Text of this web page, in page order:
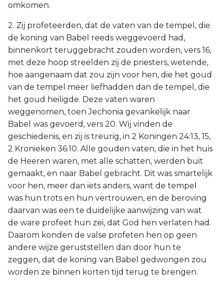
omkomen.
2. Zij profeteerden, dat de vaten van de tempel, die
de koning van Babel reeds weggevoerd had,
binnenkort teruggebracht zouden worden, vers 16,
met deze hoop streelden zij de priesters, wetende,
hoe aangenaam dat zou zijn voor hen, die het goud
van de tempel meer liefhadden dan de tempel, die
het goud heiligde. Deze vaten waren
weggenomen, toen Jechonia gevankelijk naar
Babel was gevoerd, vers 20. Wij vinden de
geschiedenis, en zij is treurig, in 2 Koningen 24:13, 15,
2 Kronieken 36:10. Alle gouden vaten, die in het huis
de Heeren waren, met alle schatten, werden buit
gemaakt, en naar Babel gebracht. Dit was smartelijk
voor hen, meer dan iets anders, want de tempel
was hun trots en hun vertrouwen, en de beroving
daarvan was een te duidelijke aanwijzing van wat
de ware profeet hun zei, dat God hen verlaten had.
Daarom konden de valse profeten hen op geen
andere wijze geruststellen dan door hun te
zeggen, dat de koning van Babel gedwongen zou
worden ze binnen korten tijd terug te brengen.